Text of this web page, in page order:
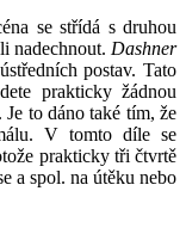
se střídá s druhou
nadechnout. Dashner
postav. Tato
prakticky žádnou
to dáno také tím, že
V tomto díle se
prakticky tři čtvrtě
a spol. na útěku nebo